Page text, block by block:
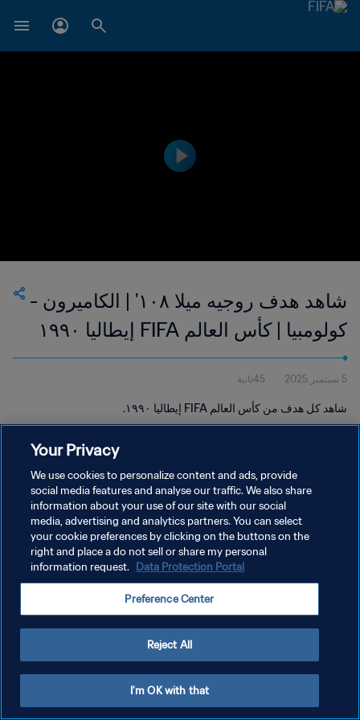
شاهد هدف روجيه ميلا ١٠٨' | الكاميرون -
كولومبيا | كأس العالم FIFA إيطاليا ١٩٩٠
5 سبتمبر 2025 45ثانية
شاهد كل هدف من كأس العالم FIFA إيطاليا ١٩٩٠.
سياسة الخصوصية
Your Privacy
We use cookies to personalize content and ads, provide
social media features and analyse our traffic. We also share
information about your use of our site with our social
media, advertising and analytics partners. You can select
your cookie preferences by clicking on the buttons on the
right and place a do not sell or share my personal
information request. Data Protection Portal
Preference Center
Reject All
I'm OK with that